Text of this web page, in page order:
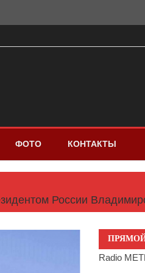
ФОТО КОНТАКТЫ
России
Radio